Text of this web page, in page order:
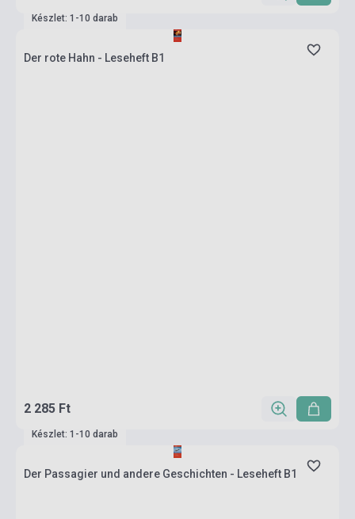
Készlet: 1-10 darab
Der rote Hahn - Leseheft B1
2 285 Ft
Készlet: 1-10 darab
Der Passagier und andere Geschichten - Leseheft B1